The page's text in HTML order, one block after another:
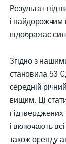
Результат
і найдорожчим
відображає
Згідно з
становила 53
середній
вищим. Ці
і включають
також оренду